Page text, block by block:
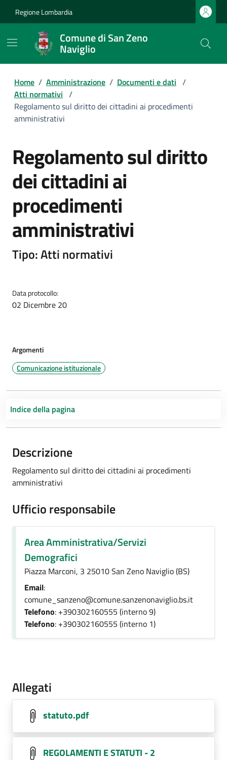
Regione Lombardia
Comune di San Zeno
Naviglio
Home / Amministrazione / Documenti e dati /
Atti normativi /
Regolamento sul diritto dei cittadini ai procedimenti
amministrativi
Regolamento sul diritto
dei cittadini ai
procedimenti
amministrativi
Tipo: Atti normativi
Data protocollo:
02 Dicembre 20
Argomenti
Comunicazione istituzionale
Indice della pagina
Descrizione
Regolamento sul diritto dei cittadini ai procedimenti
amministrativi
Ufficio responsabile
Area Amministrativa/Servizi
Demografici
Piazza Marconi, 3 25010 San Zeno Naviglio (BS)
Email:
comune_sanzeno@comune.sanzenonaviglio.bs.it
Telefono: +390302160555 (interno 9)
Telefono: +390302160555 (interno 1)
Allegati
statuto.pdf
REGOLAMENTI E STATUTI - 2